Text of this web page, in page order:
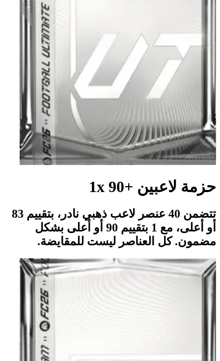
حزمة لاعبين +90 1x
تتضمن 40 عنصر لاعب ذهبي نادر، بتقييم 83
أو أعلى، مع 1 بتقييم 90 أو أعلى بشكل
مضمون. كل العناصر ليست للمقايضة.